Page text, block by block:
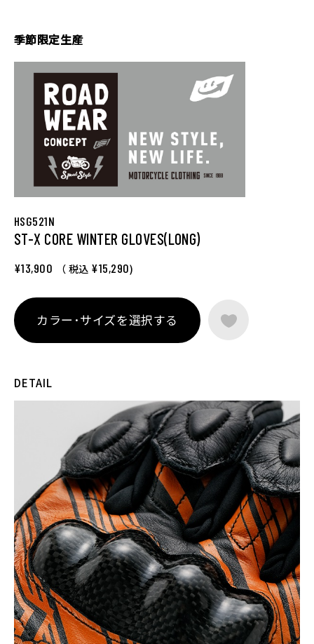
季節限定生産
HSG521N
ST-X CORE WINTER GLOVES(LONG)
¥13,900 （ 税込 ¥15,290)
カラー･サイズを選択する
DETAIL